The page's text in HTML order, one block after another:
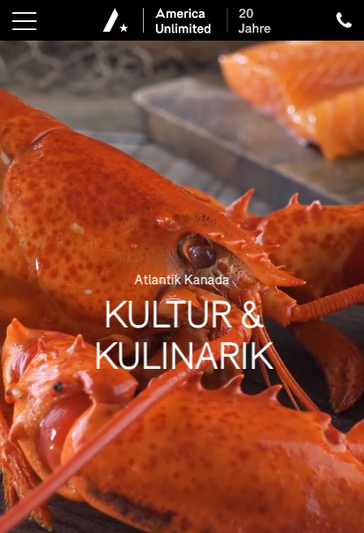
Atlantik Kanada
KULTUR &
KULINARIK